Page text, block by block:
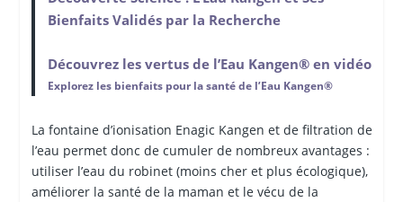
Bienfaits Validés par la Recherche
Découvrez les vertus de l’Eau Kangen® en vidéo
Explorez les bienfaits pour la santé de l’Eau Kangen®
La fontaine d’ionisation Enagic Kangen et de filtration de
l’eau permet donc de cumuler de nombreux avantages :
utiliser l’eau du robinet (moins cher et plus écologique),
améliorer la santé de la maman et le vécu de la